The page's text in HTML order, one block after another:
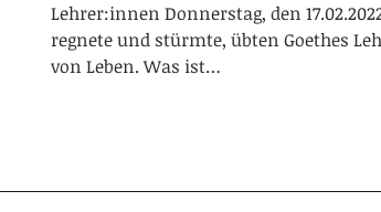
Lehrer:innen Donnerstag, den
regnete und stürmte, übten Goethes
von Leben. Was ist…